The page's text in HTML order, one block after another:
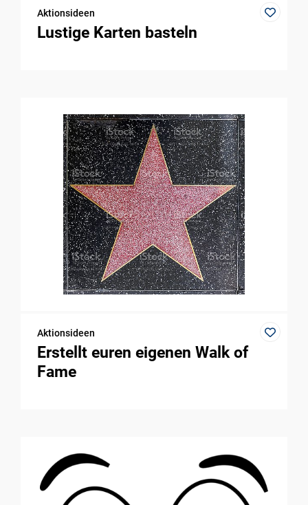
Aktionsideen
Lustige Karten basteln
Aktionsideen
Erstellt euren eigenen Walk of
Fame